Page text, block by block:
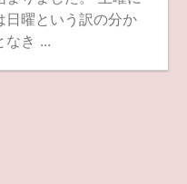
日曜という訳の分か
なき ...